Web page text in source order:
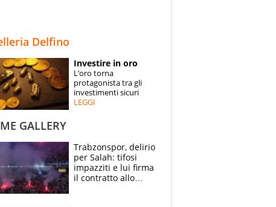
ESPERTI
CONTATTI
Delfino
Investire in oro
L’oro torna
protagonista tra gli
investimenti sicuri
LEGGI
GALLERY
Trabzonspor, delirio
per Salah: tifosi
impazziti e lui firma
il contratto allo